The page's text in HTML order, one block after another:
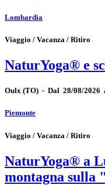
Lombardia
Viaggio / Vacanza / Ritiro
NaturYoga® e
Oulx (TO) - Dal 28/08/2026
Piemonte
Viaggio / Vacanza / Ritiro
NaturYoga® a
montagna sulla